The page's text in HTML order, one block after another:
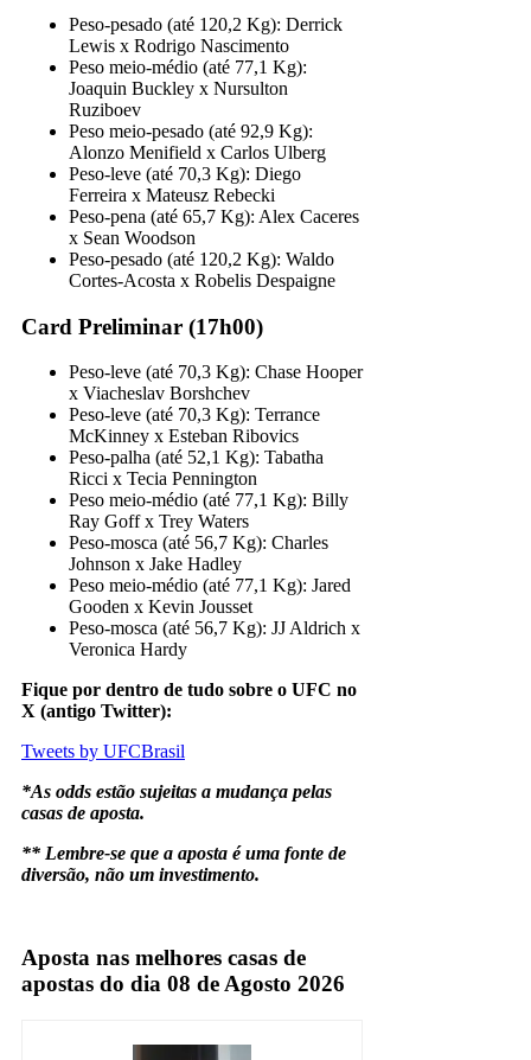
Peso-pesado (até 120,2 Kg): Derrick
Lewis x Rodrigo Nascimento
Peso meio-médio (até 77,1 Kg):
Joaquin Buckley x Nursulton
Ruziboev
Peso meio-pesado (até 92,9 Kg):
Alonzo Menifield x Carlos Ulberg
Peso-leve (até 70,3 Kg): Diego
Ferreira x Mateusz Rebecki
Peso-pena (até 65,7 Kg): Alex Caceres
x Sean Woodson
Peso-pesado (até 120,2 Kg): Waldo
Cortes-Acosta x Robelis Despaigne
Card Preliminar (17h00)
Peso-leve (até 70,3 Kg): Chase Hooper
x Viacheslav Borshchev
Peso-leve (até 70,3 Kg): Terrance
McKinney x Esteban Ribovics
Peso-palha (até 52,1 Kg): Tabatha
Ricci x Tecia Pennington
Peso meio-médio (até 77,1 Kg): Billy
Ray Goff x Trey Waters
Peso-mosca (até 56,7 Kg): Charles
Johnson x Jake Hadley
Peso meio-médio (até 77,1 Kg): Jared
Gooden x Kevin Jousset
Peso-mosca (até 56,7 Kg): JJ Aldrich x
Veronica Hardy
Fique por dentro de tudo sobre o UFC no
X (antigo Twitter):
Tweets by UFCBrasil
*As odds estão sujeitas a mudança pelas
casas de aposta.
** Lembre-se que a aposta é uma fonte de
diversão, não um investimento.
Aposta nas melhores casas de
apostas do dia 08 de Agosto 2026